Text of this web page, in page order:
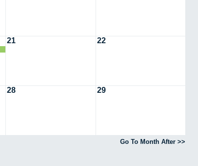
21 22
28 29
Go To Month After >>